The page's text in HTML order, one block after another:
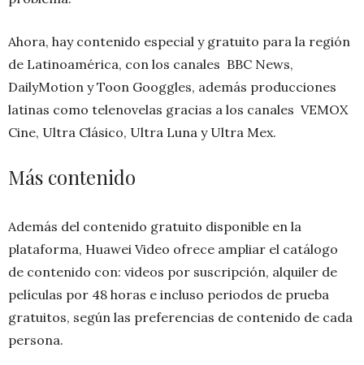
Ahora, hay contenido especial y gratuito para la región
de Latinoamérica, con los canales BBC News,
DailyMotion y Toon Googgles, además producciones
latinas como telenovelas gracias a los canales VEMOX
Cine, Ultra Clásico, Ultra Luna y Ultra Mex.
Más contenido
Además del contenido gratuito disponible en la
plataforma, Huawei Video ofrece ampliar el catálogo
de contenido con: videos por suscripción, alquiler de
películas por 48 horas e incluso periodos de prueba
gratuitos, según las preferencias de contenido de cada
persona.